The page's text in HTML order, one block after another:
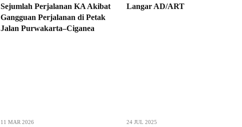
Sejumlah Perjalanan KA Akibat
Gangguan Perjalanan di Petak
Jalan Purwakarta–Ciganea
Langar AD/ART
11 MAR 2026 24 JUL 2025